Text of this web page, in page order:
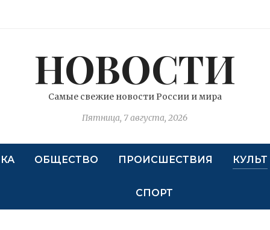
НОВОСТИ
Самые свежие новости России и мира
Пятница, 7 августа, 2026
ОБЩЕСТВО ПРОИСШЕСТВИЯ КУЛЬТ
СПОРТ